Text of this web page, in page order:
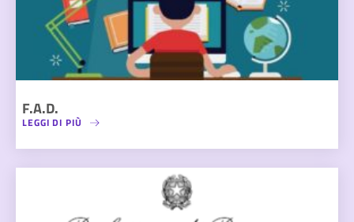
F.A.D.
LEGGI DI PIÙ